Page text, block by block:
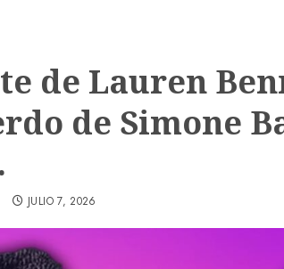
de Lauren
de Simone
JULIO 7, 2026